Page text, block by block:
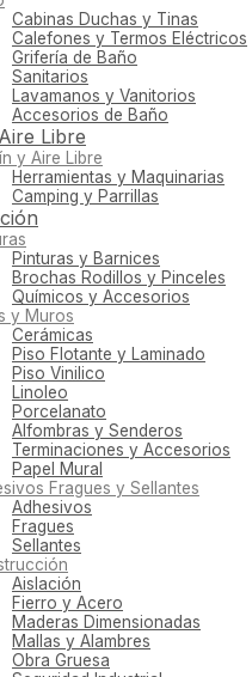
Cabinas Duchas y Tinas
Calefones y Termos Eléctricos
Grifería de Baño
Sanitarios
Lavamanos y Vanitorios
Accesorios de Baño
Libre
y Aire Libre
Herramientas y Maquinarias
Camping y Parrillas
Pinturas y Barnices
Brochas Rodillos y Pinceles
Químicos y Accesorios
y Muros
Cerámicas
Piso Flotante y Laminado
Piso Vinilico
Linoleo
Porcelanato
Alfombras y Senderos
Terminaciones y Accesorios
Papel Mural
Fragues y Sellantes
Adhesivos
Fragues
Sellantes
Aislación
Fierro y Acero
Maderas Dimensionadas
Mallas y Alambres
Obra Gruesa